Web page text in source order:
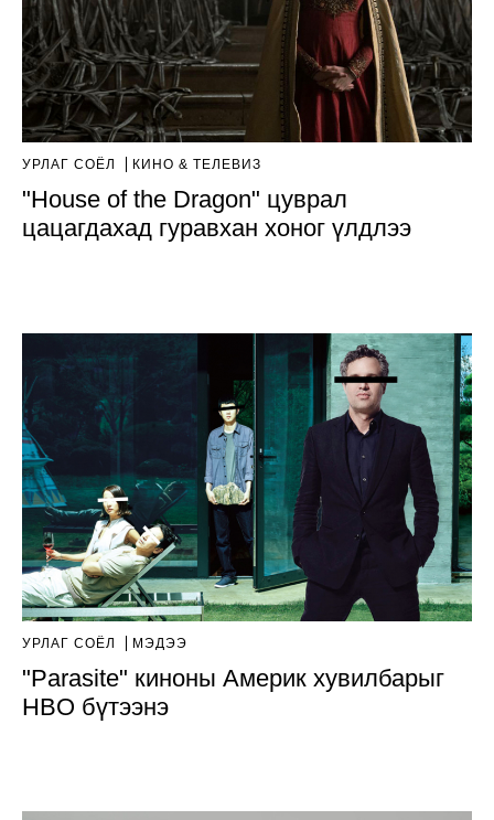
УРЛАГ СОЁЛ КИНО & ТЕЛЕВИЗ
"House of the Dragon" цуврал
цацагдахад гуравхан хоног үлдлээ
УРЛАГ СОЁЛ МЭДЭЭ
"Parasite" киноны Америк хувилбарыг
HBO бүтээнэ